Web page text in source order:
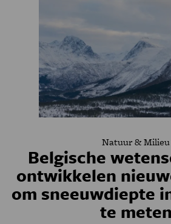
Natuur & Milieu
Belgische
ontwikkelen
om sneeuwdiepte
te meten